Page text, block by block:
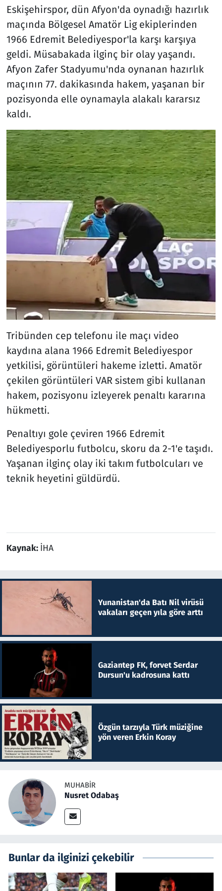
Eskişehirspor, dün Afyon'da oynadığı hazırlık
maçında Bölgesel Amatör Lig ekiplerinden
1966 Edremit Belediyespor'la karşı karşıya
geldi. Müsabakada ilginç bir olay yaşandı.
Afyon Zafer Stadyumu'nda oynanan hazırlık
maçının 77. dakikasında hakem, yaşanan bir
pozisyonda elle oynamayla alakalı kararsız
kaldı.
Tribünden cep telefonu ile maçı video
kaydına alana 1966 Edremit Belediyespor
yetkilisi, görüntüleri hakeme izletti. Amatör
çekilen görüntüleri VAR sistem gibi kullanan
hakem, pozisyonu izleyerek penaltı kararına
hükmetti.
Penaltıyı gole çeviren 1966 Edremit
Belediyesporlu futbolcu, skoru da 2-1'e taşıdı.
Yaşanan ilginç olay iki takım futbolcuları ve
teknik heyetini güldürdü.
Kaynak: İHA
Yunanistan'da Batı Nil virüsü
vakaları geçen yıla göre arttı
Gaziantep FK, forvet Serdar
Dursun'u kadrosuna kattı
Özgün tarzıyla Türk müziğine
yön veren Erkin Koray
MUHABIR
Nusret Odabaş
Bunlar da ilginizi çekebilir